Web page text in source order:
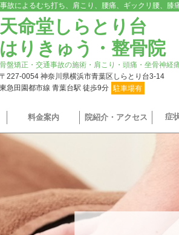
故によるむち打ち、肩こり、腰痛、ギックリ腰、
天命堂しらとり台
はりきゅう・整骨院
骨盤矯正・交通事故の施術・肩こり・頭痛・坐骨神経
〒227-0054 神奈川県横浜市青葉区しらとり台3-14
東急田園都市線 青葉台駅 徒歩9分 駐車場有
料金案内 院紹介・アクセス 症